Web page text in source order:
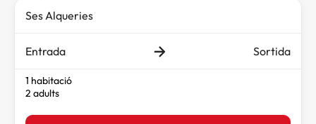
Entrada Sortida
1 habitació
2 adults